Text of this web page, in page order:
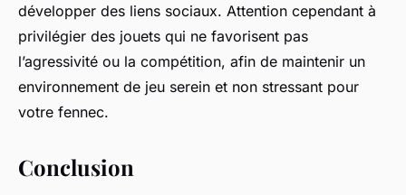
développer des liens sociaux. Attention cependant à
privilégier des jouets qui ne favorisent pas
l’agressivité ou la compétition, afin de maintenir un
environnement de jeu serein et non stressant pour
votre fennec.
Conclusion